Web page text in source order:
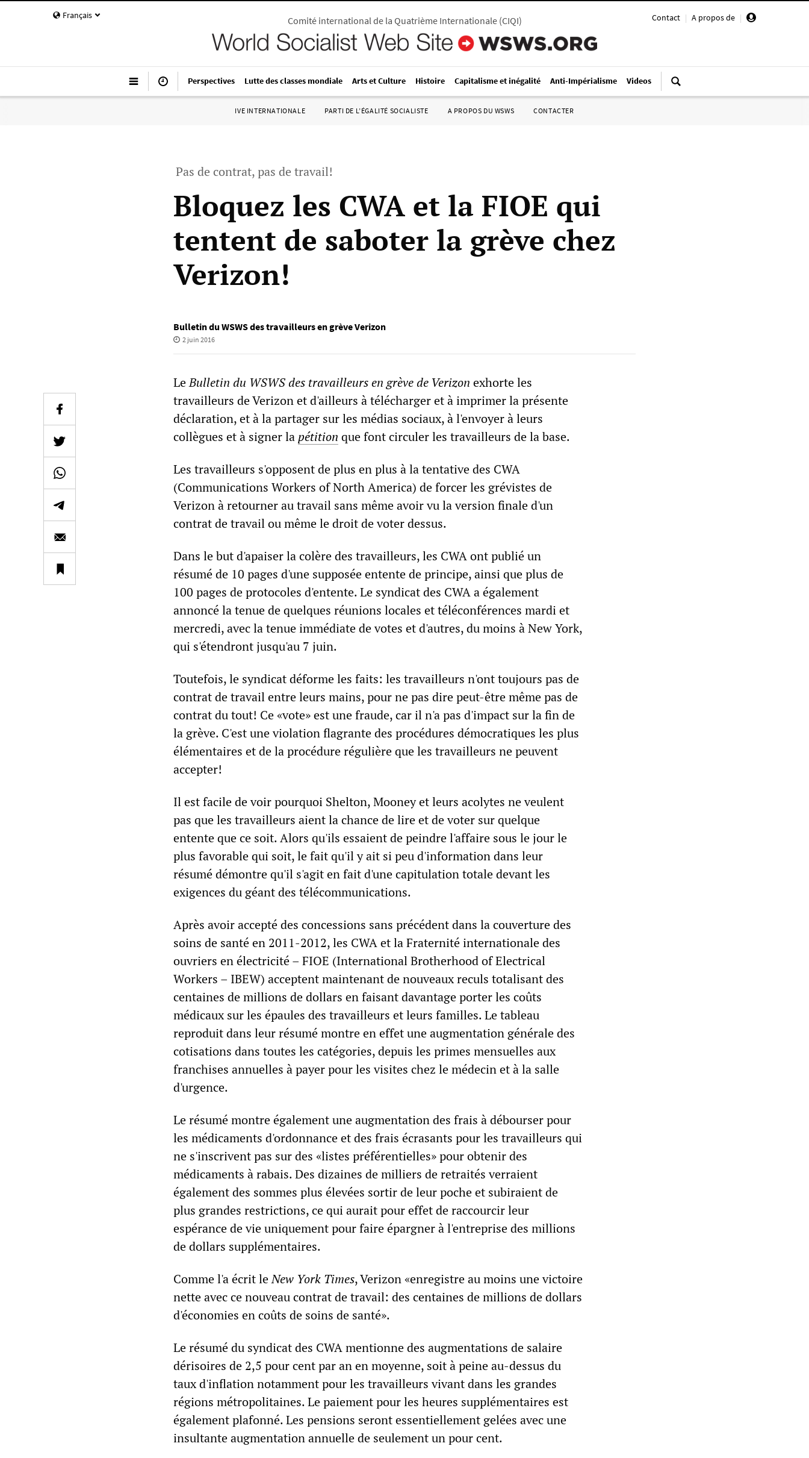
Français Contact | A propos de |
Comité international de la Quatrième Internationale(CIQI)
Perspectives Lutte des classes mondiale Arts et Culture Histoire Capitalisme et inégalité Anti-Impérialisme Videos
IVE INTERNATIONALE PARTI DE L’ÉGALITÉ SOCIALISTE A PROPOS DU WSWS CONTACTER
Pas de contrat, pas de travail!
Bloquez les CWA et la FIOE qui
tentent de saboter la grève chez
Verizon!
Bulletin du WSWS des travailleurs en grève Verizon
2 juin 2016
LeBulletin du WSWS des travailleurs en grève de Verizon exhorte les
travailleurs de Verizon et d'ailleurs à télécharger et à imprimer la présente
déclaration, et à la partager sur les médias sociaux, à l'envoyer à leurs
collègues et à signer la pétition que font circuler les travailleurs de la base.
Les travailleurs s'opposent de plus en plus à la tentative des CWA
(Communications Workers of North America) de forcer les grévistes de
Verizon à retourner au travail sans même avoir vu la version finale d'un
contrat de travail ou même le droit de voter dessus.
Dans le but d'apaiser la colère des travailleurs, les CWA ont publié un
résumé de 10 pages d'une supposée entente de principe, ainsi que plus de
100 pages de protocoles d'entente. Le syndicat des CWA a également
annoncé la tenue de quelques réunions locales et téléconférences mardi et
mercredi, avec la tenue immédiate de votes et d'autres, du moins à New York,
qui s'étendront jusqu'au 7 juin.
Toutefois, le syndicat déforme les faits: les travailleurs n'ont toujours pas de
contrat de travail entre leurs mains, pour ne pas dire peut-être même pas de
contrat du tout! Ce «vote» est une fraude, car il n'a pas d'impact sur la fin de
la grève. C'est une violation flagrante des procédures démocratiques les plus
élémentaires et de la procédure régulière que les travailleurs ne peuvent
accepter!
Il est facile de voir pourquoi Shelton, Mooney et leurs acolytes ne veulent
pas que les travailleurs aient la chance de lire et de voter sur quelque
entente que ce soit. Alors qu'ils essaient de peindre l'affaire sous le jour le
plus favorable qui soit, le fait qu'il y ait si peu d'information dans leur
résumé démontre qu'il s'agit en fait d'une capitulation totale devant les
exigences du géant des télécommunications.
Après avoir accepté des concessions sans précédent dans la couverture des
soins de santé en 2011-2012, les CWA et la Fraternité internationale des
ouvriers en électricité – FIOE (International Brotherhood of Electrical
Workers – IBEW) acceptent maintenant de nouveaux reculs totalisant des
centaines de millions de dollars en faisant davantage porter les coûts
médicaux sur les épaules des travailleurs et leurs familles. Le tableau
reproduit dans leur résumé montre en effet une augmentation générale des
cotisations dans toutes les catégories, depuis les primes mensuelles aux
franchises annuelles à payer pour les visites chez le médecin et à la salle
d'urgence.
Le résumé montre également une augmentation des frais à débourser pour
les médicaments d'ordonnance et des frais écrasants pour les travailleurs qui
ne s'inscrivent pas sur des «listes préférentielles» pour obtenir des
médicaments à rabais. Des dizaines de milliers de retraités verraient
également des sommes plus élevées sortir de leur poche et subiraient de
plus grandes restrictions, ce qui aurait pour effet de raccourcir leur
espérance de vie uniquement pour faire épargner à l'entreprise des millions
de dollars supplémentaires.
Comme l'a écrit leNew York Times, Verizon «enregistre au moins une victoire
nette avec ce nouveau contrat de travail: des centaines de millions de dollars
d'économies en coûts de soins de santé».
Le résumé du syndicat des CWA mentionne des augmentations de salaire
dérisoires de 2,5 pour cent par an en moyenne, soit à peine au-dessus du
taux d'inflation notamment pour les travailleurs vivant dans les grandes
régions métropolitaines. Le paiement pour les heures supplémentaires est
également plafonné. Les pensions seront essentiellement gelées avec une
insultante augmentation annuelle de seulement un pour cent.